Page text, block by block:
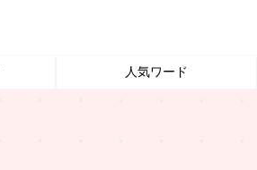
人気ワード